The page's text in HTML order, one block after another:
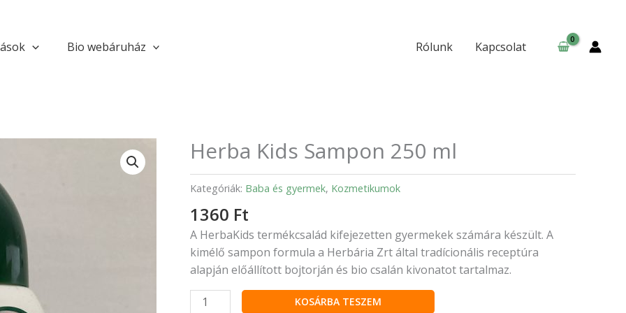
Bio webáruház Rólunk Kapcsolat
Herba Kids Sampon 250 ml
Kategóriák: Baba és gyermek, Kozmetikumok
1360 Ft
A HerbaKids termékcsalád kifejezetten gyermekek számára készült. A
kimélő sampon formula a Herbária Zrt által tradícionális receptúra
alapján előállított bojtorján és bio csalán kivonatot tartalmaz.
Herba
Kids
Sampon
ml
mennyiség
KOSÁRBA TESZEM
mennyiség